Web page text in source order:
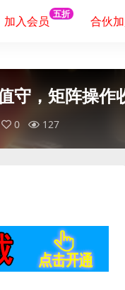
加入会员 五折 合伙
，矩阵操作
0 127